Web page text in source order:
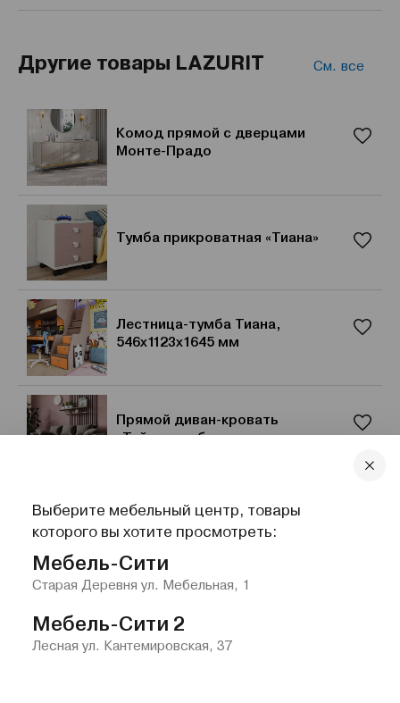
Другие товары LAZURIT См. все
Комод прямой с дверцами
Монте-Прадо
Тумба прикроватная «Тиана»
Лестница-тумба Тиана,
546x1123x1645 мм
Прямой диван-кровать
«Тэйлор», обивка — микровелюр
Стеллаж Люксор, 416x586x2253
мм
Выберите мебельный центр, товары
которого вы хотите просмотреть:
Мебель-Сити
Старая Деревня ул. Мебельная, 1
Мебель-Сити 2
Лесная ул. Кантемировская, 37